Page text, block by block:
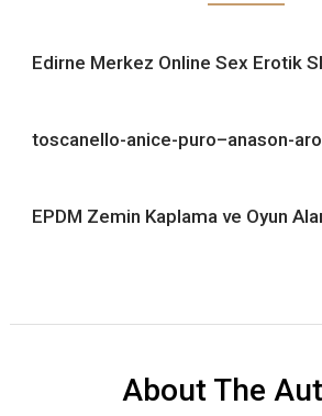
Edirne Merkez Online Sex Erotik
toscanello-anice-puro–anason-
EPDM Zemin Kaplama ve Oyun
About The